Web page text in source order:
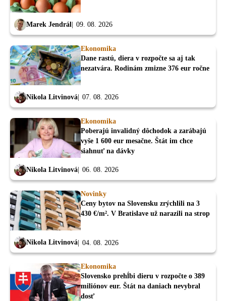
Marek Jendrál 09. 08. 2026
Ekonomika
Dane rastú, diera v rozpočte sa aj tak
nezatvára. Rodinám zmizne 376 eur ročne
Nikola Litvinová 07. 08. 2026
Ekonomika
Poberajú invalidný dôchodok a zarábajú
vyše 1 600 eur mesačne. Štát im chce
siahnuť na dávky
Nikola Litvinová 06. 08. 2026
Novinky
Ceny bytov na Slovensku zrýchlili na 3
430 €/m². V Bratislave už narazili na strop
Nikola Litvinová 04. 08. 2026
Ekonomika
Slovensko prehĺbi dieru v rozpočte o 389
miliónov eur. Štát na daniach nevybral
dosť